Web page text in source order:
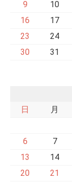
9 10
16
17
23
24
30
31
日
月
6
7
13
14
20
21